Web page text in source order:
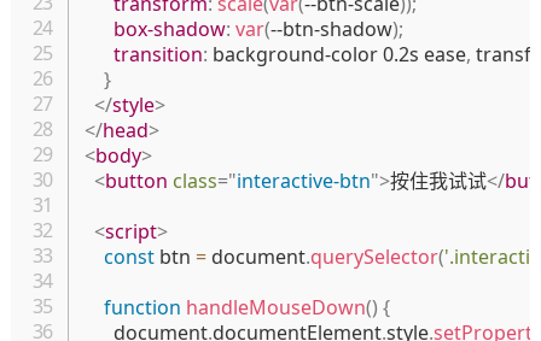
box-shadow: var(--btn-shadow);
transition: background-color 0.2s ease,
}
</style>
</head>
<body>
<button class="interactive-btn">按住我试试</
<script>
const btn = document.querySelector(
function handleMouseDown() {
      document
.documentElement.style.setProperty